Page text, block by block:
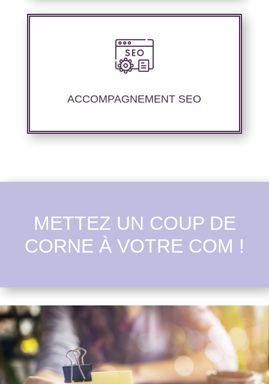
ACCOMPAGNEMENT SEO
Nous offrons un suivi et un rapport de
positionnement détaillé pour vous aider à
nous avons mise en place.
METTEZ UN COUP DE
CORNE À VOTRE COM !